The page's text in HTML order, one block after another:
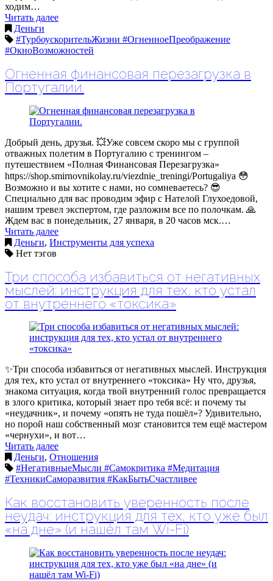
ходим…
Читать далее
Деньги
#ТурбоускорительЖизни #ОгненноеПреображение
#ОкноВозможностей
Огненная финансовая перезагрузка в
Португалии.
Добрый день, друзья. 💥Уже совсем скоро мы с группой
отважных полетим в Португалию с тренингом –
путешествием «Полная Финансовая Перезагрузка»
https://shop.smirnovnikolay.ru/viezdnie_treningi/Portugaliya 😳
Возможно и вы хотите с нами, но сомневаетесь? 😎
Специально для вас проводим эфир с Нателой Глухоедовой,
нашим тревел экспертом, где разложим все по полочкам. 🙏
Ждем вас в понедельник, 27 января, в 20 часов мск.…
Читать далее
Деньги, Инструменты для успеха
Нет тэгов
Три способа избавиться от негативных
мыслей: инструкция для тех, кто устал
от внутреннего «токсика»
✨Три способа избавиться от негативных мыслей. Инструкция
для тех, кто устал от внутреннего «токсика» Ну что, друзья,
знакома ситуация, когда твой внутренний голос превращается
в злого критика, который знает про тебя всё: и почему ты
«неудачник», и почему «опять не туда пошёл»? Удивительно,
но порой наш собственный мозг становится тем ещё мастером
«чернухи», и вот…
Читать далее
Деньги, Отношения
#НегативныеМысли #Самокритика #Медитация
#ТехникиСаморазвития #КакБытьСчастливее
Как восстановить уверенность после
неудач: инструкция для тех, кто уже был
«на дне» (и нашёл там Wi-Fi)